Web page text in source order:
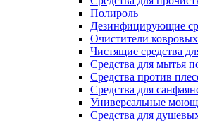
Полироль
Дезинфицирующие
Очистители
Чистящие средства
Средства для мытья
Средства против
Средства для
Универсальные
Средства для